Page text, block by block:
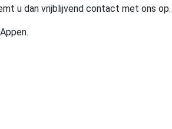
u dan vrijblijvend contact met ons op.